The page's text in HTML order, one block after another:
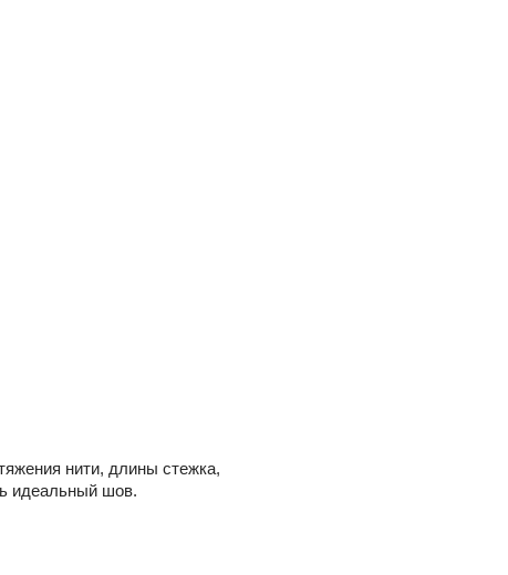
нити, длины стежка,
идеальный шов.